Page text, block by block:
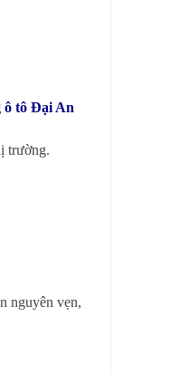
ô tô Đại An
trường.
nguyên vẹn,